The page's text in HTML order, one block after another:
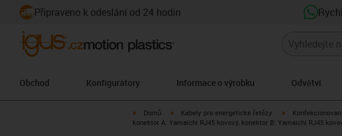
Připraveno k odeslání od 24 hodin
Obchod Konfigurátory Informace o výrobku Odvětví
igus-icon-arrow-right
Domů igus-icon-arrow-right
Kabely pro energetické řetězy igus-icon-arrow-
konektor A: Yamaichi RJ45 kovový, konektor B: Yamaichi RJ45